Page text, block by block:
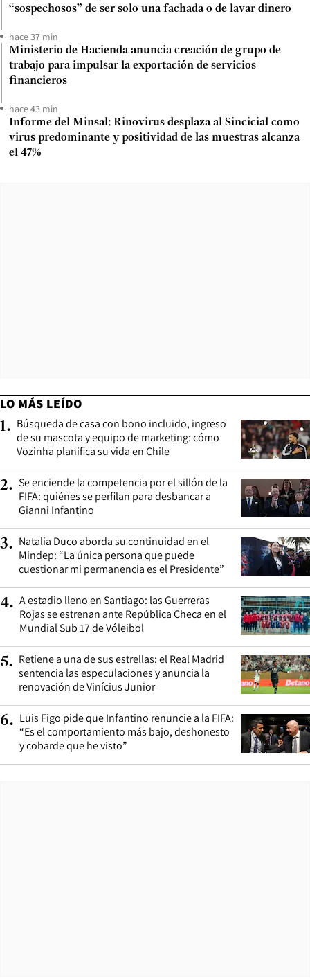
“sospechosos” de ser solo una fachada o de lavar dinero
hace 37 min
Ministerio de Hacienda anuncia creación de grupo de
trabajo para impulsar la exportación de servicios
financieros
hace 43 min
Informe del Minsal: Rinovirus desplaza al Sincicial como
virus predominante y positividad de las muestras alcanza
el 47%
LO MÁS LEÍDO
1. Búsqueda de casa con bono incluido, ingreso
de su mascota y equipo de marketing: cómo
Vozinha planifica su vida en Chile
2. Se enciende la competencia por el sillón de la
FIFA: quiénes se perfilan para desbancar a
Gianni Infantino
3. Natalia Duco aborda su continuidad en el
Mindep: “La única persona que puede
cuestionar mi permanencia es el Presidente”
4. A estadio lleno en Santiago: las Guerreras
Rojas se estrenan ante República Checa en el
Mundial Sub 17 de Vóleibol
5. Retiene a una de sus estrellas: el Real Madrid
sentencia las especulaciones y anuncia la
renovación de Vinícius Junior
6. Luis Figo pide que Infantino renuncie a la FIFA:
“Es el comportamiento más bajo, deshonesto
y cobarde que he visto”